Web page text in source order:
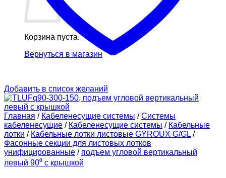
Корзина пуста.
Вернуться в магазин
Добавить в список желаний
Главная / Кабеленесущие системы / Системы
кабеленесущие / Кабеленесущие системы / Кабельные
лотки / Кабельные лотки листовые GYROUX G/GL /
Фасонные секции для листовых лотков
унифицированные / подъем угловой вертикальный
левый 90⁰ с крышкой